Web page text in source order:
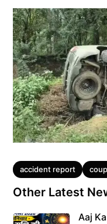
Tags
accident report
Other Latest
Aaj